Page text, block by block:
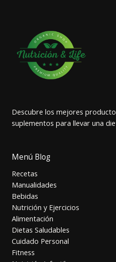
Descubre los mejores
suplementos para llevar una
Menú Blog
Recetas
Manualidades
Bebidas
Nutrición y Ejercicios
Alimentación
Dietas Saludables
Cuidado Personal
Fitness